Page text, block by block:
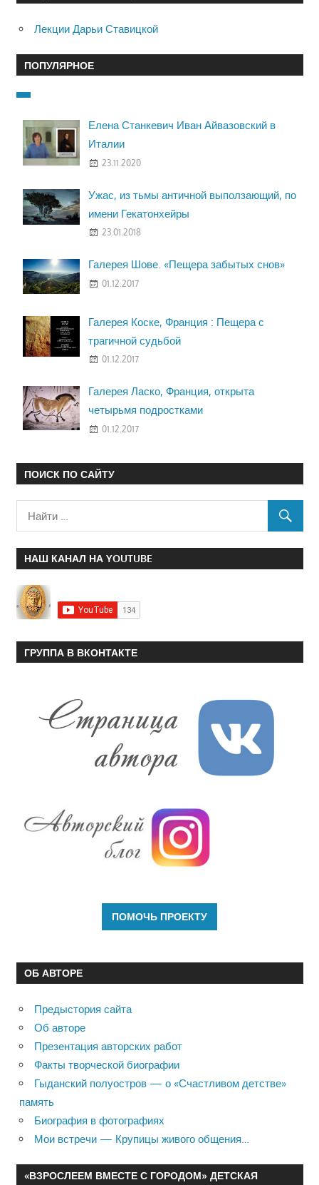
Лекции Дарьи Ставицкой
ПОПУЛЯРНОЕ
Елена Станкевич Иван Айвазовский в
Италии
23.11.2020
Ужас, из тьмы античной выползающий, по
имени Гекатонхейры
23.01.2018
Галерея Шове. «Пещера забытых снов»
01.12.2017
Галерея Коске, Франция : Пещера с
трагичной судьбой
01.12.2017
Галерея Ласко, Франция, открыта
четырьмя подростками
01.12.2017
ПОИСК ПО САЙТУ
НАШ КАНАЛ НА YOUTUBE
ГРУППА В ВКОНТАКТЕ
ОБ АВТОРЕ
Предыстория сайта
Об авторе
Презентация авторских работ
Факты творческой биографии
Гыданский полуостров — о «Счастливом детстве»
память
Биография в фотографиях
Мои встречи — Крупицы живого общения…
«ВЗРОСЛЕЕМ ВМЕСТЕ С ГОРОДОМ» ДЕТСКАЯ